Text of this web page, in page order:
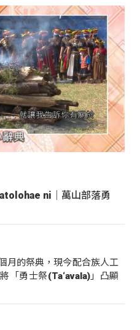
ni｜萬山部落勇
月的祭典，現今配合族人工
「勇士祭(Ta‘avala)」凸顯